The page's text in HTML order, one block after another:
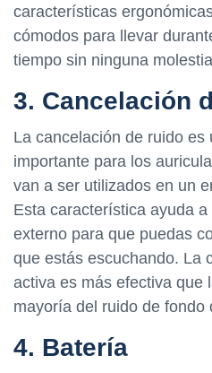
características
cómodos para llevar
tiempo sin ninguna
3. Cancelación
La cancelación de ruido es
importante para los
van a ser utilizados en un
Esta característica ayuda
externo para que puedas
que estás escuchando. La
activa es más efectiva que
mayoría del ruido de fondo
4. Batería